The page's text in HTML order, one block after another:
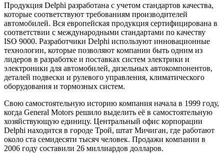
Продукция Delphi разработана с учетом стандартов качества,
которые соответствуют требованиям производителей
автомобилей. Вся европейская продукция сертифицирована в
соответствии с международными стандартами по качеству
ISO 9000. Разработчики Delphi используют инновационные
технологии, которые позволяют компании быть одним из
лидеров в разработке и поставках систем электрики и
электроники для автомобилей, дизельных автокомпонентов,
деталей подвески и рулевого управления, климатического
оборудования и тормозных систем.
Свою самостоятельную историю компания начала в 1999 году,
когда General Motors решило выделить её в самостоятельную
хозяйствующую единицу. Центральный офис корпорации
Delphi находится в городе Трой, штат Мичиган, где работают
около ста семидесяти тысяч человек. Продажи компании в
2006 году составили 26 миллиардов долларов.